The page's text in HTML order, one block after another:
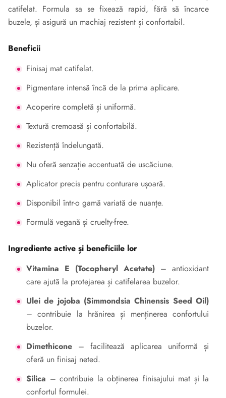
catifelat. Formula sa se fixează rapid, fără să încarce
buzele, și asigură un machiaj rezistent și confortabil.
Beneficii
Finisaj mat catifelat.
Pigmentare intensă încă de la prima aplicare.
Acoperire completă și uniformă.
Textură cremoasă și confortabilă.
Rezistență îndelungată.
Nu oferă senzație accentuată de uscăciune.
Aplicator precis pentru conturare ușoară.
Disponibil într-o gamă variată de nuanțe.
Formulă vegană și cruelty-free.
Ingrediente active și beneficiile lor
Vitamina E (Tocopheryl Acetate) – antioxidant
care ajută la protejarea și catifelarea buzelor.
Ulei de jojoba (Simmondsia Chinensis Seed Oil)
– contribuie la hrănirea și menținerea confortului
buzelor.
Dimethicone – facilitează aplicarea uniformă și
oferă un finisaj neted.
Silica – contribuie la obținerea finisajului mat și la
confortul formulei.